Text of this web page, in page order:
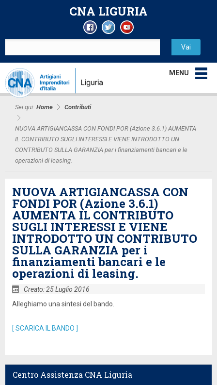
CNA LIGURIA
MENU
Sei qui: Home Contributi
NUOVA ARTIGIANCASSA CON FONDI POR (Azione 3.6.1) AUMENTA
IL CONTRIBUTO SUGLI INTERESSI E VIENE INTRODOTTO UN
CONTRIBUTO SULLA GARANZIA per i finanziamenti bancari e le
operazioni di leasing.
NUOVA ARTIGIANCASSA CON
FONDI POR (Azione 3.6.1)
AUMENTA IL CONTRIBUTO
SUGLI INTERESSI E VIENE
INTRODOTTO UN CONTRIBUTO
SULLA GARANZIA per i
finanziamenti bancari e le
operazioni di leasing.
Creato: 25 Luglio 2016
Alleghiamo una sintesi del bando.
[ SCARICA IL BANDO ]
Centro Assistenza CNA Liguria